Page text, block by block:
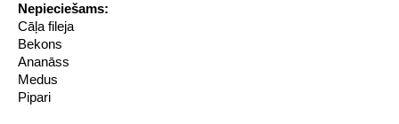
Nepieciešams:
Cāļa fileja
Bekons
Ananāss
Medus
Pipari